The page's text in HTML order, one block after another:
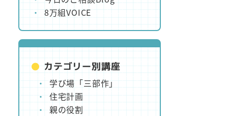
8万組VOICE
カテゴリー別講座
学び場「三部作」
住宅計画
親の役割